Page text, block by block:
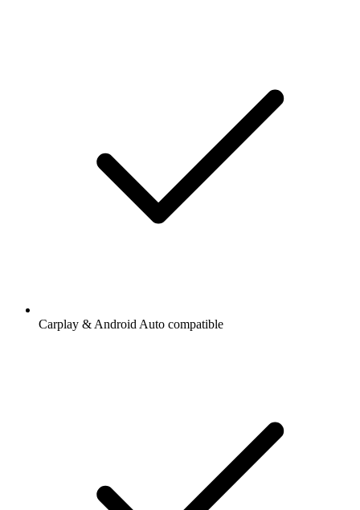
Carplay & Android Auto compatible